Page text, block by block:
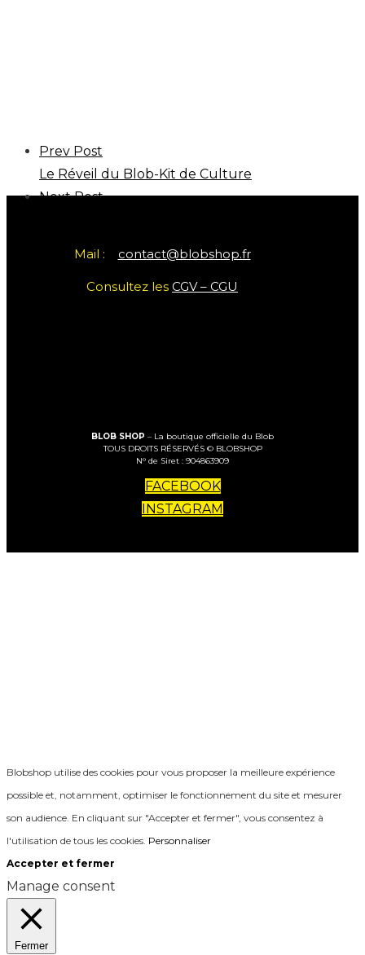
Prev Post
Le Réveil du Blob-Kit de Culture
Next Post
Mail : contact@blobshop.fr
Consultez les CGV – CGU
BLOB SHOP – La boutique officielle du Blob
TOUS DROITS RÉSERVÉS © BLOBSHOP
N° de Siret : 904863909
FACEBOOK
INSTAGRAM
Blobshop utilise des cookies pour vous proposer la meilleure expérience
possible et, notamment, optimiser le fonctionnement du site et mesurer
son audience. En cliquant sur "Accepter et fermer", vous consentez à
l'utilisation de tous les cookies. Personnaliser
Accepter et fermer
Manage consent
Fermer